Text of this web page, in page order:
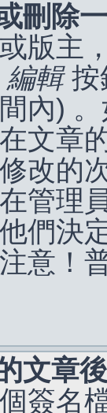
刪除
版主
編輯按
內)
文章
改的
管理
們決
意！
文章
簽名